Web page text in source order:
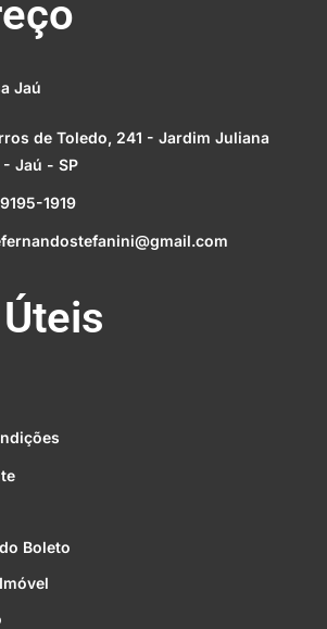
Jaú
de Toledo, 241 - Jardim Juliana
- Jaú - SP
1919
Boleto